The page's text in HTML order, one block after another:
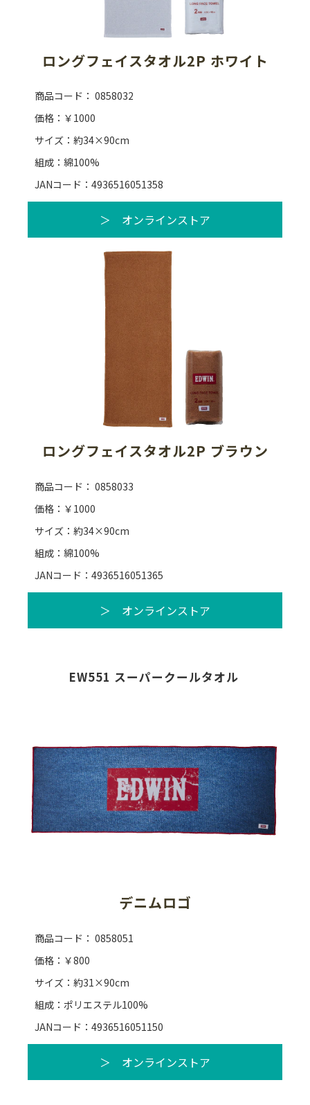
ロングフェイスタオル2P ホワイト
商品コード： 0858032
価格：￥1000
サイズ：約34×90cm
組成：綿100%
JANコード：4936516051358
＞ オンラインストア
ロングフェイスタオル2P ブラウン
商品コード： 0858033
価格：￥1000
サイズ：約34×90cm
組成：綿100%
JANコード：4936516051365
＞ オンラインストア
EW551 スーパークールタオル
デニムロゴ
商品コード： 0858051
価格：￥800
サイズ：約31×90cm
組成：ポリエステル100%
JANコード：4936516051150
＞ オンラインストア